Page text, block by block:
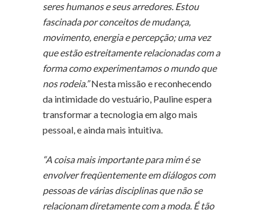
seres humanos e seus arredores. Estou
fascinada por conceitos de mudança,
movimento, energia e percepção; uma vez
que estão estreitamente relacionadas com a
forma como experimentamos o mundo que
nos rodeia.”Nesta missão e reconhecendo
da intimidade do vestuário, Pauline espera
transformar a tecnologia em algo mais
pessoal, e ainda mais intuitiva.
“A coisa mais importante para mim é se
envolver freqüentemente em diálogos com
pessoas de várias disciplinas que não se
relacionam diretamente com a moda. É tão